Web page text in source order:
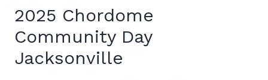
2025 Chordome
Community Day
Jacksonville